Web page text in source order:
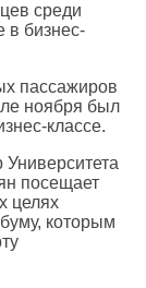
среди
в бизнес-
пассажиров
ноября был
классе.
посещает
целях
которым